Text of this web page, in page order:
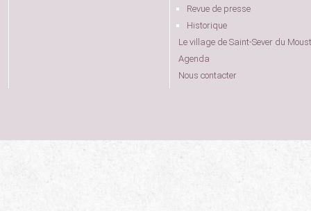
Revue de presse
Historique
Le village de Saint-Sever du
Agenda
Nous contacter